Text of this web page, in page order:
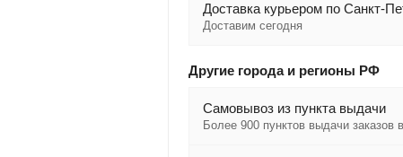
Доставка курьером по Санкт-
Доставим сегодня
Другие города и регионы РФ
Самовывоз из пункта выдачи
Более 900 пунктов выдачи заказов